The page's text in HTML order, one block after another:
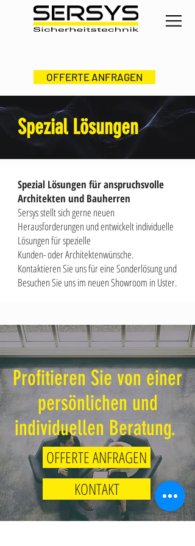
OFFERTE ANFRAGEN
Spezial Lösungen
Spezial Lösungen für anspruchsvolle
Architekten und Bauherren
Sersys stellt sich gerne neuen
Herausforderungen und entwickelt individuelle
Lösungen für spezielle
Kunden- oder Architektenwünsche.
Kontaktieren Sie uns für eine Sonderlösung und
Besuchen Sie uns im neuen Showroom in Uster.
Profitieren Sie von einer
persönlichen und
individuellen Beratung.
OFFERTE ANFRAGEN
KONTAKT